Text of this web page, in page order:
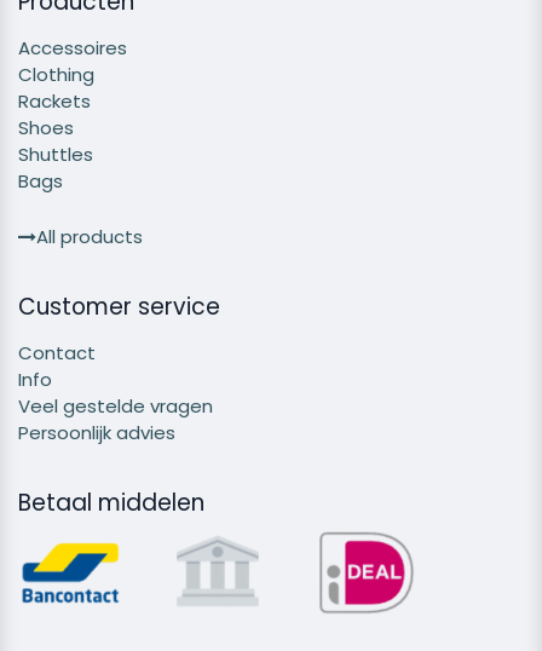
Accessoires
Clothing
Rackets
Shoes
Shuttles
Bags
All products
Customer service
Contact
Info
Veel gestelde vragen
Persoonlijk advies
Betaal middelen